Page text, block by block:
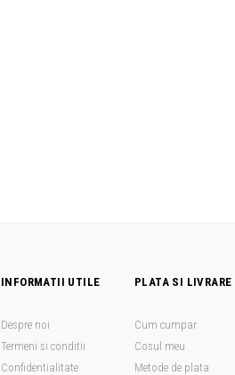
INFORMATII UTILE
Despre noi
Termeni si conditii
Confidentialitate
PLATA SI LIVRARE
Cum cumpar
Cosul meu
Metode de plata